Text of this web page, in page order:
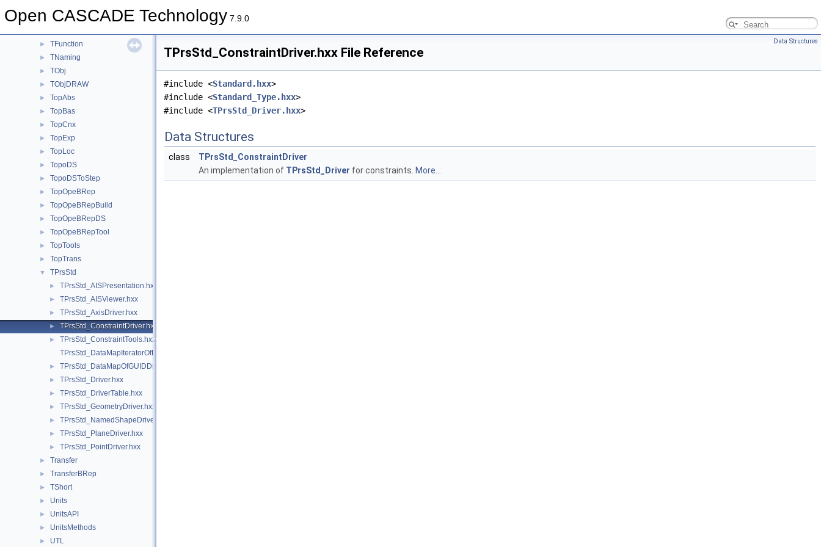
Open CASCADE Technology 7.9.0
► TDF
► TFunction
► TNaming
► TObj
► TObjDRAW
► TopAbs
► TopBas
► TopCnx
► TopExp
► TopLoc
► TopoDS
► TopoDSToStep
► TopOpeBRep
► TopOpeBRepBuild
► TopOpeBRepDS
► TopOpeBRepTool
► TopTools
► TopTrans
▼ TPrsStd
► TPrsStd_AISPresentation.hxx
► TPrsStd_AISViewer.hxx
► TPrsStd_AxisDriver.hxx
► TPrsStd_ConstraintDriver.hxx
►
TPrsStd_ConstraintTools.hxx
TPrsStd_DataMapIteratorOfDataMapOfGUIDDriver.hxx
► TPrsStd_DataMapOfGUIDDriver.hxx
► TPrsStd_Driver.hxx
► TPrsStd_DriverTable.hxx
► TPrsStd_GeometryDriver.hxx
► TPrsStd_NamedShapeDriver.hxx
► TPrsStd_PlaneDriver.hxx
► TPrsStd_PointDriver.hxx
► Transfer
► TransferBRep
► TShort
► Units
► UnitsAPI
► UnitsMethods
► UTL
Data Structures
TPrsStd_ConstraintDriver.hxx File Reference
#include <Standard.hxx>
#include <Standard_Type.hxx>
#include <TPrsStd_Driver.hxx>
Data Structures
class
TPrsStd_ConstraintDriver
An implementation of TPrsStd_Driver for constraints. More...